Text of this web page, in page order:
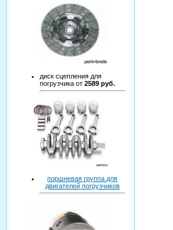
диск сцепления для
погрузчика от 2589 руб.
поршневая группа для
двигателей погрузчиков